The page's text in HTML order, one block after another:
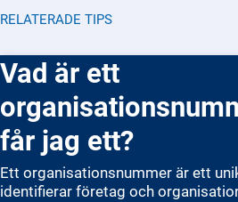
RELATERADE TIPS
Vad är ett
får jag ett?
Ett organisationsnummer är ett
identifierar företag och